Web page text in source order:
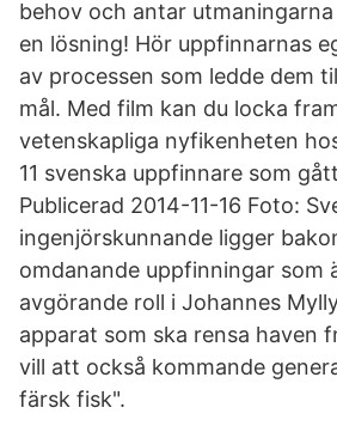
behov och antar
en lösning! Hör uppfinnarnas
av processen som ledde dem
mål. Med film kan du locka
vetenskapliga nyfikenheten
11 svenska uppfinnare som
Publicerad 2014-11-16 Foto:
ingenjörskunnande ligger
omdanande uppfinningar som
avgörande roll i Johannes
apparat som ska rensa haven
vill att också kommande
färsk fisk".